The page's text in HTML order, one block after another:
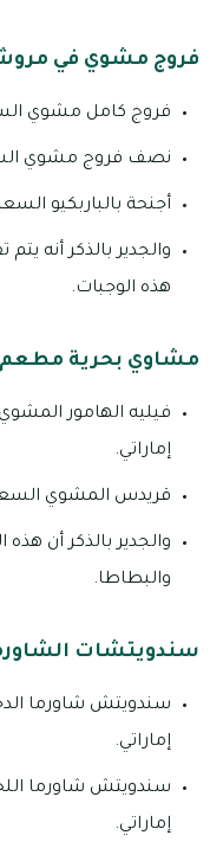
فروج مشوي في
فروج كامل مشوي السعر
نصف فروج مشوي السعر
أجنحة بالباربكيو السعر الخاص
والجدير بالذكر أنه
هذه الوجبات.
مشاوي بحرية
إماراتي.
قريدس المشوي السعر الخاص
والجدير بالذكر أن
والبطاطا.
سندويتشات
إماراتي.
إماراتي.